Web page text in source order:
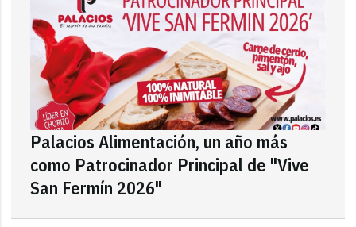
Palacios Alimentación, un año más
como Patrocinador Principal de "Vive
San Fermín 2026"